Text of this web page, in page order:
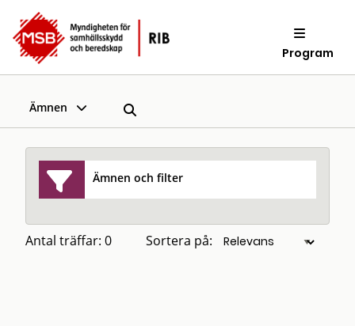
Program
Ämnen
Ämnen och filter
Antal träffar: 0 Sortera på: